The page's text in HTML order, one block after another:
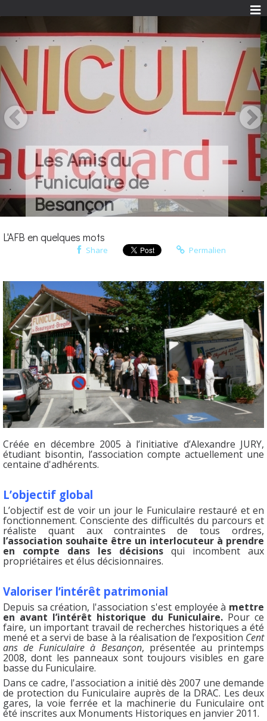
Une histoire...
Quelques idées...
Beaucoup de
passion...
L'AFB en quelques mots
Share Permalien
Créée en décembre 2005 à l’initiative d’Alexandre JURY,
étudiant bisontin, l’association compte actuellement une
centaine d'adhérents.
L’objectif global
L’objectif est de voir un jour le Funiculaire restauré et en
fonctionnement. Consciente des difficultés du parcours et
réaliste quant aux contraintes de tous ordres,
l’association souhaite être un interlocuteur à prendre
en compte dans les décisions qui incombent aux
propriétaires et élus décisionnaires.
Valoriser l’intérêt patrimonial
Depuis sa création, l'association s'est employée à mettre
en avant l’intérêt historique du Funiculaire.Pour ce
faire, un important travail de recherches historiques a été
mené et a servi de base à la réalisation de l’exposition Cent
ans de Funiculaire à Besançon, présentée au printemps
2008, dont les panneaux sont toujours visibles en gare
basse du Funiculaire.
Dans ce cadre, l'association a initié dès 2007 une demande
de protection du Funiculaire auprès de la DRAC. Les deux
gares, la voie ferrée et la machinerie du Funiculaire ont
été inscrites aux Monuments Historiques en janvier 2011.